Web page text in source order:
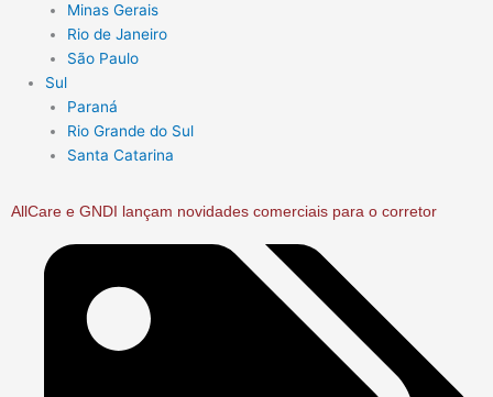
Minas Gerais
Rio de Janeiro
São Paulo
Sul
Paraná
Rio Grande do Sul
Santa Catarina
AllCare e GNDI lançam novidades comerciais para o corretor